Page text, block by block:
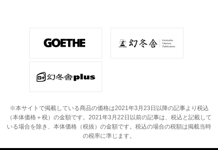
※本サイトで掲載している商品の価格は2021年3月23日以降の記事より税込
（本体価格＋税）の金額です。 2021年3月22日以前の記事は、税込と記載して
いる場合を除き、本体価格（税抜）の金額です。 税込の場合の税額は掲載当時
の税率に準じます。